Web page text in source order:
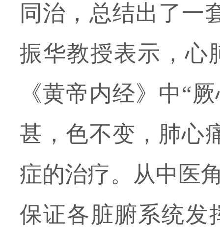
同治，总结出了一
振华教授表示，心
《黄帝内经》中“
甚，色不变，肺心
症的治疗。从中医
保证各脏腑系统发